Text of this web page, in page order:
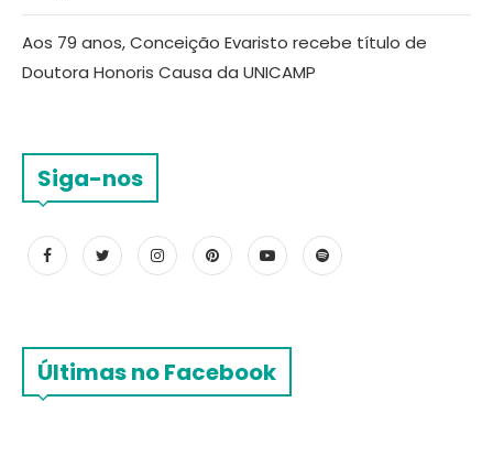
Aos 79 anos, Conceição Evaristo recebe título de
Doutora Honoris Causa da UNICAMP
Siga-nos
Últimas no Facebook